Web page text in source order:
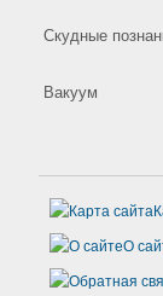
Скудные
Вакуум
О